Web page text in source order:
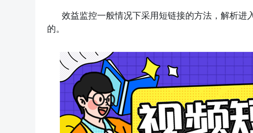
效益监控一般情况下采用短链接的方法，解析进
的。